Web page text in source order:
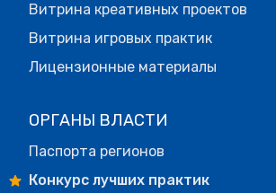
Витрина креативных проектов
Витрина игровых практик
Лицензионные материалы
ОРГАНЫ ВЛАСТИ
Паспорта регионов
Конкурс лучших практик